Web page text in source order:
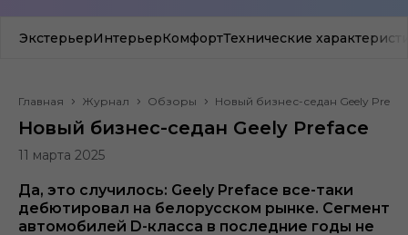
ЭкстерьерИнтерьерКомфортТехнические
Главная Журнал Обзоры Новый бизнес-седан Geely
Новый бизнес-седан Geely Preface
11 марта 2025
Да, это случилось: Geely Preface все-таки
дебютировал на белорусском рынке. Сегмент
автомобилей D-класса в последние годы не